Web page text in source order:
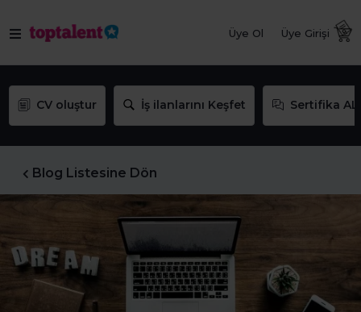
Üye Ol Üye Girişi
CV oluştur İş ilanlarını Keşfet Sertifika AL
Blog Listesine Dön